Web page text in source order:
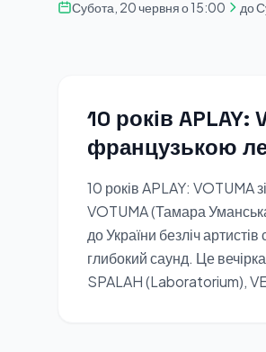
Субота, 20 червня о 15:00 до
10 років APLAY:
французькою
10 років APLAY: VOTUMA
VOTUMA (Тамара
до України безліч
глибокий саунд. Це
SPALAH (Laboratorium),